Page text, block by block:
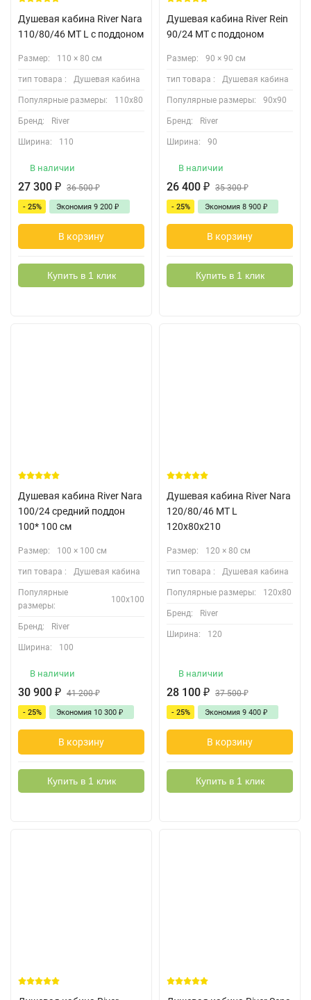
Душевая кабина River Nara
110/80/46 MT L с поддоном
Размер: 110 × 80 см
тип товара : Душевая кабина
Популярные размеры: 110х80
Бренд: River
Ширина: 110
В наличии
27 300 ₽ 36 500₽
- 25% Экономия 9 200 ₽
В корзину
Купить в 1 клик
Душевая кабина River Rein
90/24 МТ с поддоном
Размер: 90 × 90 см
тип товара : Душевая кабина
Популярные размеры: 90х90
Бренд: River
Ширина: 90
В наличии
26 400 ₽ 35 300₽
- 25% Экономия 8 900 ₽
В корзину
Купить в 1 клик
Душевая кабина River Nara
100/24 средний поддон
100* 100 см
Размер: 100 × 100 см
тип товара : Душевая кабина
Популярные
размеры:
100х100
Бренд: River
Ширина: 100
В наличии
30 900 ₽ 41 200₽
- 25% Экономия 10 300 ₽
В корзину
Купить в 1 клик
Душевая кабина River Nara
120/80/46 MT L
120х80х210
Размер: 120 × 80 см
тип товара : Душевая кабина
Популярные размеры: 120х80
Бренд: River
Ширина: 120
В наличии
28 100 ₽ 37 500₽
- 25% Экономия 9 400 ₽
В корзину
Купить в 1 клик